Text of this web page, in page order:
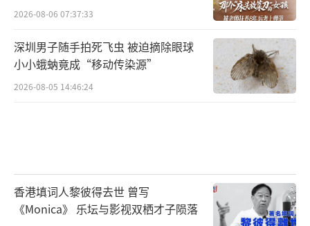
2026-08-06 07:37:33
深圳男子随手拍死飞虫 被迫摘除眼球
小小蛾蚋竟成“移动传染源”
2026-08-05 14:46:24
香港填词人黎彼得去世 曾写
《Monica》 乐坛与影视双栖才子陨落